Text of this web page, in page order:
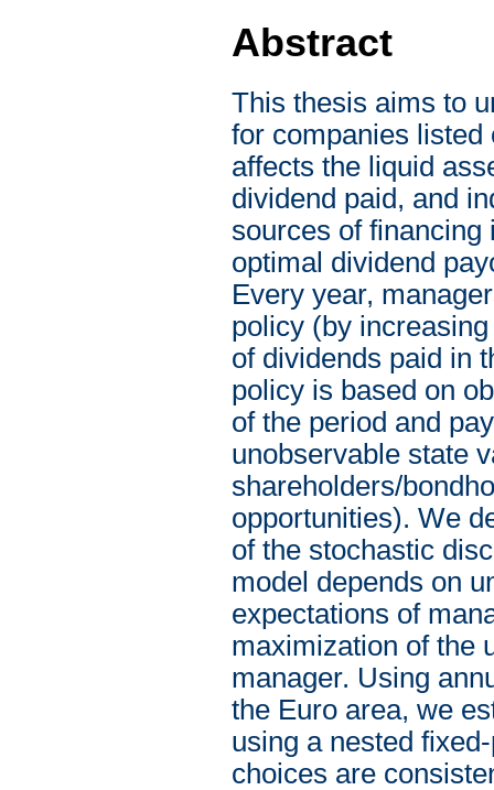
Abstract
This thesis aims to
for companies listed
affects the liquid
dividend paid, and
sources of financing
optimal dividend
Every year,
policy (by
of dividends paid in
policy is based on
of the period and
unobservable state
shareholders/
opportunities). We
of the stochastic
model depends on
expectations of
maximization of the
manager. Using
the Euro area, we
using a nested
choices are